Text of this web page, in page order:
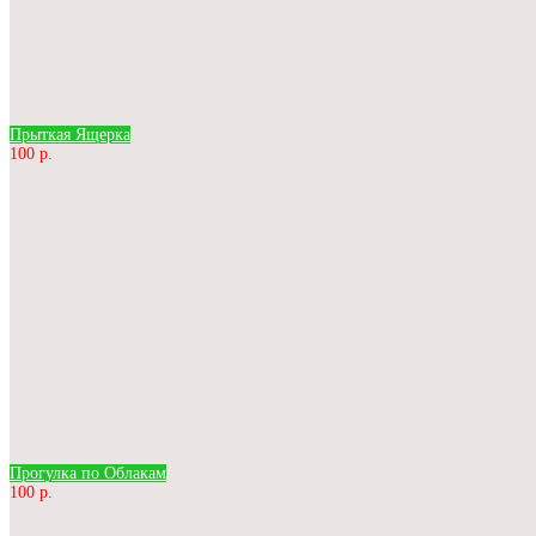
Прыткая Ящерка
100 р.
Прогулка по Облакам
100 р.